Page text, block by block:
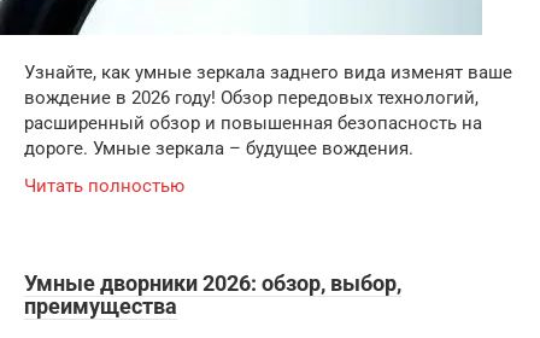
Узнайте, как умные зеркала заднего вида изменят ваше
вождение в 2026 году! Обзор передовых технологий,
расширенный обзор и повышенная безопасность на
дороге. Умные зеркала – будущее вождения.
Читать полностью
Умные дворники 2026: обзор, выбор,
преимущества